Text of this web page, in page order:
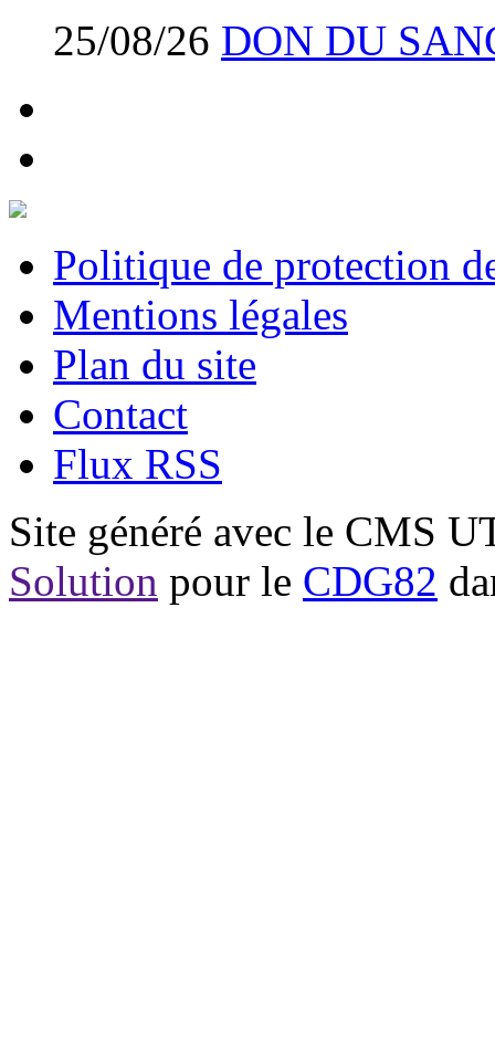
25/08/26 DON DU
Politique de protection
Mentions légales
Plan du site
Contact
Flux RSS
Site généré avec le CMS
Solution pour le CDG82